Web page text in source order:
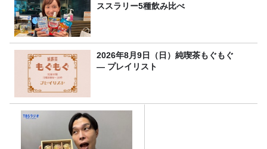
ススラリー5種飲み比べ
2026年8月9日（日）純喫茶もぐもぐ
― プレイリスト